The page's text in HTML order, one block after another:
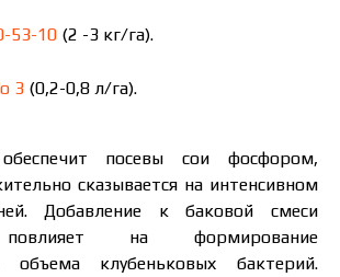
53-10 (2 -3 кг/га).
3 (0,2-0,8 л/га).
посевы сои фосфором,
сказывается на интенсивном
Добавление к баковой смеси
на формирование
объема клубеньковых бактерий.